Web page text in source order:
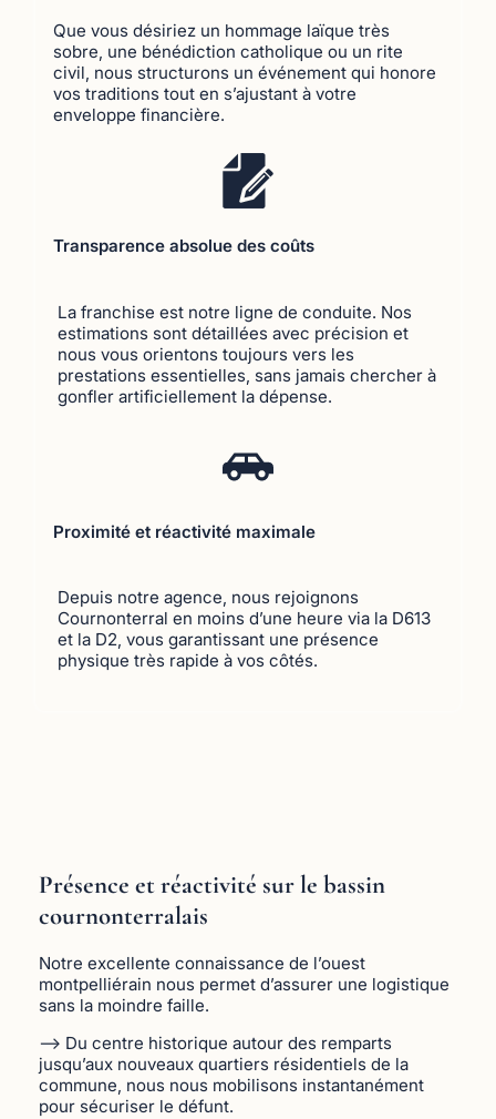
Que vous désiriez un hommage laïque très
sobre, une bénédiction catholique ou un rite
civil, nous structurons un événement qui honore
vos traditions tout en s’ajustant à votre
enveloppe financière.
Transparence absolue des coûts
La franchise est notre ligne de conduite. Nos
estimations sont détaillées avec précision et
nous vous orientons toujours vers les
prestations essentielles, sans jamais chercher à
gonfler artificiellement la dépense.
Proximité et réactivité maximale
Depuis notre agence, nous rejoignons
Cournonterral en moins d’une heure via la D613
et la D2, vous garantissant une présence
physique très rapide à vos côtés.
Présence et réactivité sur le bassin
cournonterralais
Notre excellente connaissance de l’ouest
montpelliérain nous permet d’assurer une logistique
sans la moindre faille.
–> Du centre historique autour des remparts
jusqu’aux nouveaux quartiers résidentiels de la
commune, nous nous mobilisons instantanément
pour sécuriser le défunt.